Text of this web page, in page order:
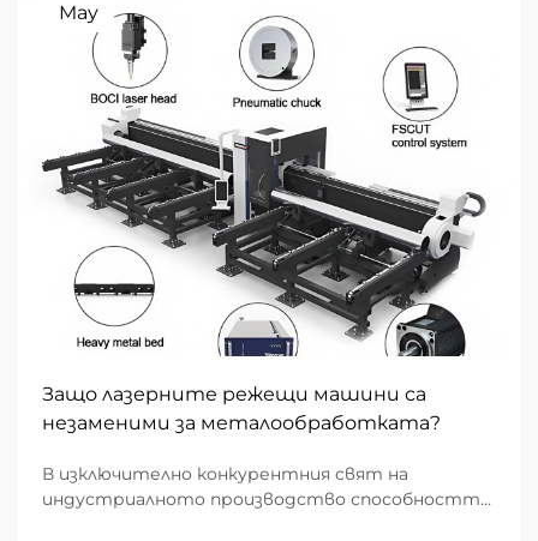
May
Защо лазерните режещи машини са
незаменими за металообработката?
В изключително конкурентния свят на
индустриалното производство способността